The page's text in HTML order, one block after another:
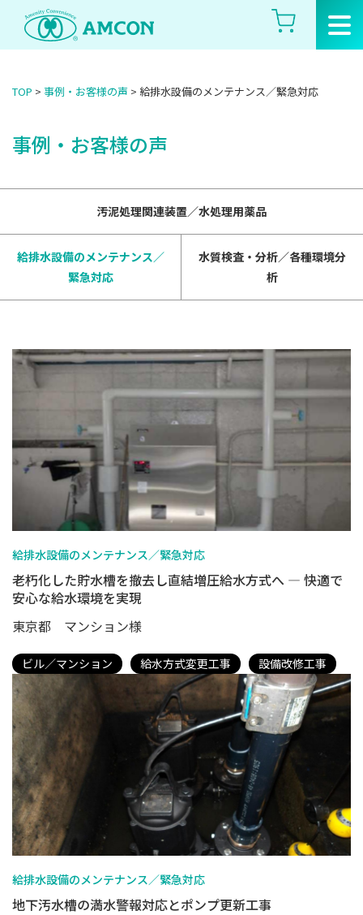
Skip
the
TOP > 事例・お客様の声 > 給排水設備のメンテナンス／緊急対応
事例・お客様の声
汚泥処理関連装置／水処理用薬品
給排水設備のメンテナンス／
緊急対応
水質検査・分析／各種環境分
析
給排水設備のメンテナンス／緊急対応
老朽化した貯水槽を撤去し直結増圧給水方式へ ― 快適で
安心な給水環境を実現
東京都 マンション様
ビル／マンション 給水方式変更工事 設備改修工事
給排水設備のメンテナンス／緊急対応
地下汚水槽の満水警報対応とポンプ更新工事